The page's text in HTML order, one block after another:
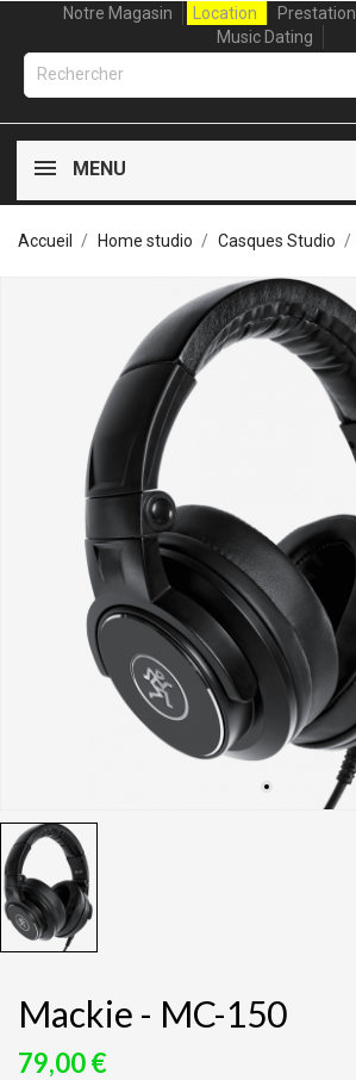
Notre Magasin Location Prestation
Music Dating
MENU
Accueil Home studio Casques Studio
Mackie - MC-150
79,00 €